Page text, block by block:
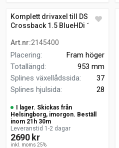
Komplett drivaxel till DS Ds7
Crossback 1.5 BlueHDi 130
Art.nr:2145400
Placering:
Fram höger
Totallängd:
953 mm
Splines växellådssida:
37
Splines hjulsida: 28
I lager. Skickas från
Helsingborg, imorgon. Beställ
inom 21h 30m
Leveranstid 1-2 dagar
2690 kr
inkl. moms 25%